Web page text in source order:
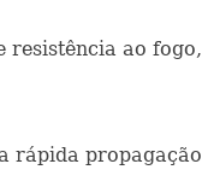
resistência ao
rápida